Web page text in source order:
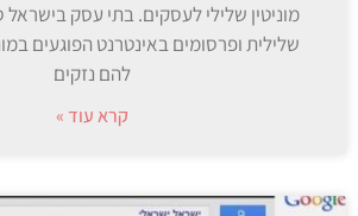
מוניטין שלילי לעסקים. בתי עסק
שלילית ופרסומים באינטרנט הפוגעים
להם נזקים
קרא עוד »